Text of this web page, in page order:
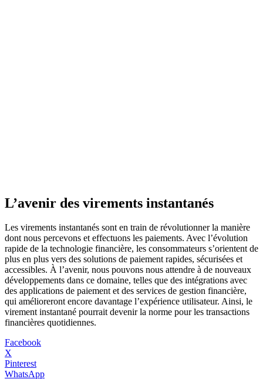
L’avenir des virements instantanés
Les virements instantanés sont en train de révolutionner la manière
dont nous percevons et effectuons les paiements. Avec l’évolution
rapide de la technologie financière, les consommateurs s’orientent de
plus en plus vers des solutions de paiement rapides, sécurisées et
accessibles. À l’avenir, nous pouvons nous attendre à de nouveaux
développements dans ce domaine, telles que des intégrations avec
des applications de paiement et des services de gestion financière,
qui amélioreront encore davantage l’expérience utilisateur. Ainsi, le
virement instantané pourrait devenir la norme pour les transactions
financières quotidiennes.
Facebook
X
Pinterest
WhatsApp